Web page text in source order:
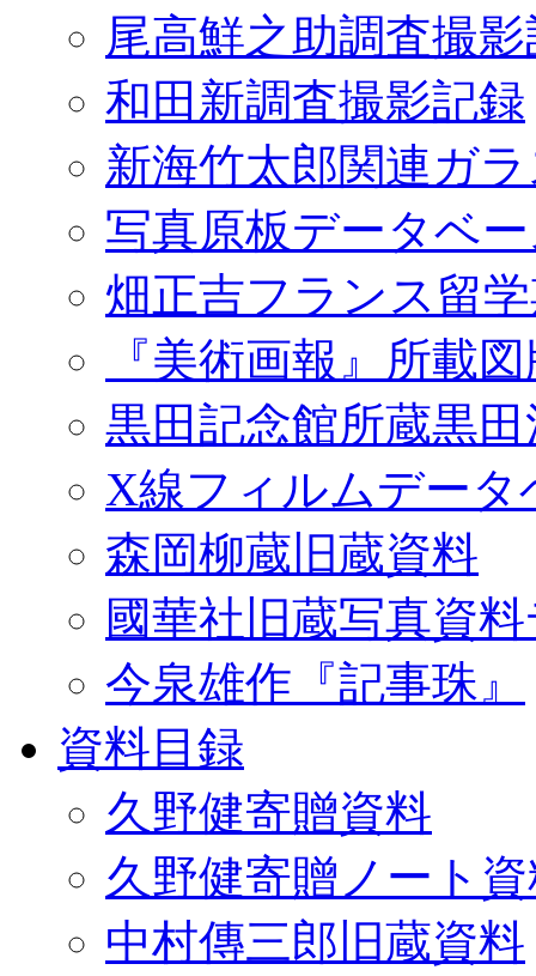
尾高鮮之助調査撮
和田新調査撮影記録
新海竹太郎関連ガ
写真原板データベ
畑正吉フランス留
『美術画報』所載
黒田記念館所蔵黒
X線フィルムデータ
森岡柳蔵旧蔵資料
國華社旧蔵写真資
今泉雄作『記事珠』
資料目録
久野健寄贈資料
久野健寄贈ノート
中村傳三郎旧蔵資料